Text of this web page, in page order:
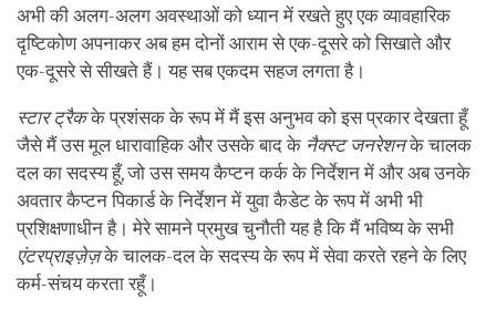
अभी की अलग-अलग अवस्थाओं को ध्यान में रखते हुए एक व्यावहारिक
दृष्टिकोण अपनाकर अब हम दोनों आराम से एक-दूसरे को सिखाते और
एक-दूसरे से सीखते हैं। यह सब एकदम सहज लगता है।
स्टार ट्रैकके प्रशंसक के रूप में मैं इस अनुभव को इस प्रकार देखता हूँ
जैसे मैं उस मूल धारावाहिक और उसके बाद के नैक्स्ट जनरेशनके चालक
दल का सदस्य हूँ, जो उस समय कैप्टन कर्क के निर्देशन में और अब उनके
अवतार कैप्टन पिकार्ड के निर्देशन में युवा कैडेट के रूप में अभी भी
प्रशिक्षणाधीन है। मेरे सामने प्रमुख चुनौती यह है कि मैं भविष्य के सभी
एंटरप्राइज़ेज़के चालक-दल के सदस्य के रूप में सेवा करते रहने के लिए
कर्म-संचय करता रहूँ।